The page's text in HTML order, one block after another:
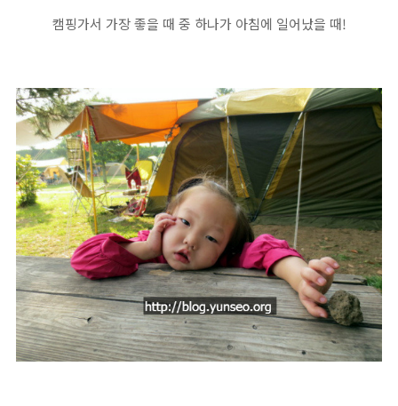
캠핑가서 가장 좋을 때 중 하나가 아침에 일어났을 때!